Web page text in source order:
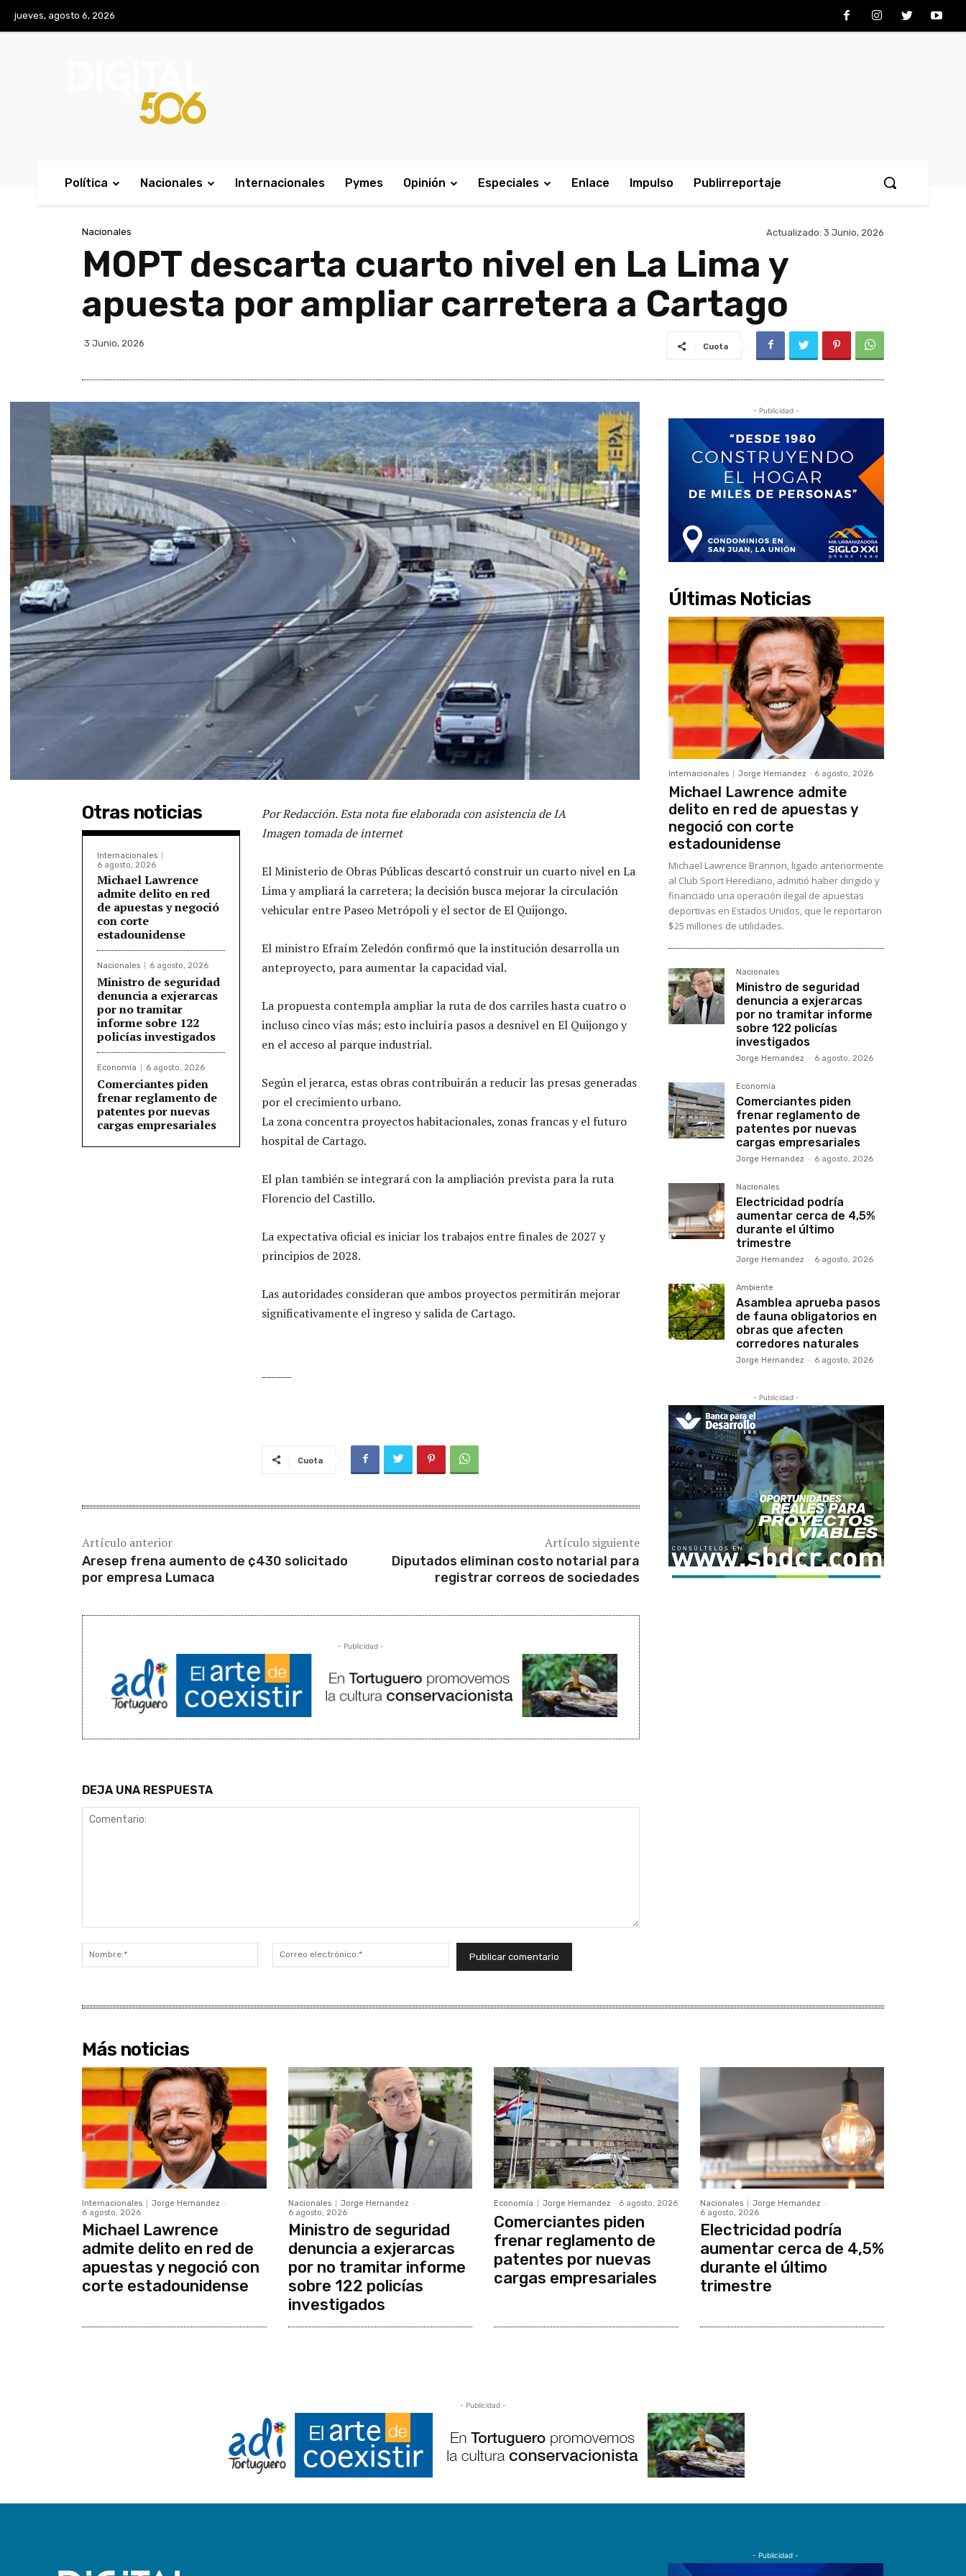
jueves, agosto 6, 2026
Política Nacionales Internacionales Pymes Opinión Especiales Enlace Impulso Publirreportaje
Nacionales Actualizado: 3 Junio, 2026
MOPT descarta cuarto nivel en La Lima y
apuesta por ampliar carretera a Cartago
3 Junio, 2026 Cuota
Otras noticias
Internacionales
6 agosto, 2026
Michael Lawrence
admite delito en red
de apuestas y negoció
con corte
estadounidense
Nacionales 6 agosto, 2026
Ministro de seguridad
denuncia a exjerarcas
por no tramitar
informe sobre 122
policías investigados
Economía 6 agosto, 2026
Comerciantes piden
frenar reglamento de
patentes por nuevas
cargas empresariales
Por Redacción. Esta nota fue elaborada con asistencia de IA
Imagen tomada de internet
El Ministerio de Obras Públicas descartó construir un cuarto nivel en La
Lima y ampliará la carretera; la decisión busca mejorar la circulación
vehicular entre Paseo Metrópoli y el sector de El Quijongo.
El ministro Efraím Zeledón confirmó que la institución desarrolla un
anteproyecto, para aumentar la capacidad vial.
La propuesta contempla ampliar la ruta de dos carriles hasta cuatro o
incluso cinco vías más; esto incluiría pasos a desnivel en El Quijongo y
en el acceso al parque industrial.
Según el jerarca, estas obras contribuirán a reducir las presas generadas
por el crecimiento urbano.
La zona concentra proyectos habitacionales, zonas francas y el futuro
hospital de Cartago.
El plan también se integrará con la ampliación prevista para la ruta
Florencio del Castillo.
La expectativa oficial es iniciar los trabajos entre finales de 2027 y
principios de 2028.
Las autoridades consideran que ambos proyectos permitirán mejorar
significativamente el ingreso y salida de Cartago.
Cuota
Artículo anterior
Aresep frena aumento de ¢430 solicitado
por empresa Lumaca
Artículo siguiente
Diputados eliminan costo notarial para
registrar correos de sociedades
- Publicidad -
DEJA UNA RESPUESTA
Nombre:*
electrónico:*
- Publicidad -
Últimas Noticias
Internacionales Jorge Hernandez - 6 agosto, 2026
Michael Lawrence admite
delito en red de apuestas y
negoció con corte
estadounidense
Michael Lawrence Brannon, ligado anteriormente
al Club Sport Herediano, admitió haber dirigido y
financiado una operación ilegal de apuestas
deportivas en Estados Unidos, que le reportaron
$25 millones de utilidades.
Nacionales
Ministro de seguridad
denuncia a exjerarcas
por no tramitar informe
sobre 122 policías
investigados
Jorge Hernandez - 6 agosto, 2026
Economía
Comerciantes piden
frenar reglamento de
patentes por nuevas
cargas empresariales
Jorge Hernandez - 6 agosto, 2026
Nacionales
Electricidad podría
aumentar cerca de 4,5%
durante el último
trimestre
Jorge Hernandez - 6 agosto, 2026
Ambiente
Asamblea aprueba pasos
de fauna obligatorios en
obras que afecten
corredores naturales
Jorge Hernandez - 6 agosto, 2026
- Publicidad -
Más noticias
Internacionales Jorge Hernandez -
6 agosto, 2026
Michael Lawrence
admite delito en red de
apuestas y negoció con
corte estadounidense
Nacionales Jorge Hernandez -
6 agosto, 2026
Ministro de seguridad
denuncia a exjerarcas
por no tramitar informe
sobre 122 policías
investigados
Economía Jorge Hernandez - 6 agosto, 2026
Comerciantes piden
frenar reglamento de
patentes por nuevas
cargas empresariales
Nacionales Jorge Hernandez -
6 agosto, 2026
Electricidad podría
aumentar cerca de 4,5%
durante el último
trimestre
- Publicidad -
- Publicidad -